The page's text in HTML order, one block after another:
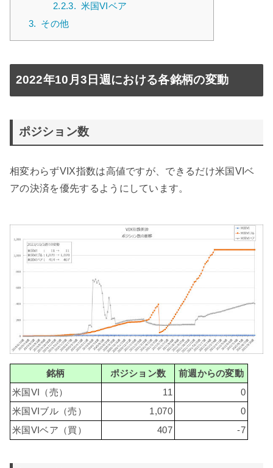
2.2.3. 米国VIベア
3. その他
2022年10月3日週における各銘柄の変動
ポジション数
相変わらずVIX指数は高値ですが、できるだけ米国VIベ
アの決済を優先するようにしています。
銘柄 ポジション数
前週からの変動
米国VI（売）
11
0
米国VIブル（売）
1,070
0
米国VIベア（買）
407 -7